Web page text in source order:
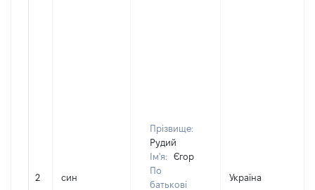
2 син
Прізвище:
Рудий
Ім'я:
Єгор
По
батькові
Україна